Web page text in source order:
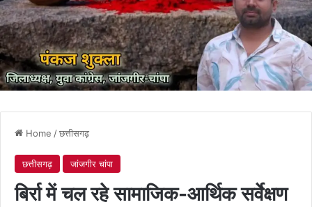
Home /छत्तीसगढ़
छत्तीसगढ़ जांजगीर चांपा
बिर्रा में चल रहे सामाजिक-आर्थिक सर्वेक्षण